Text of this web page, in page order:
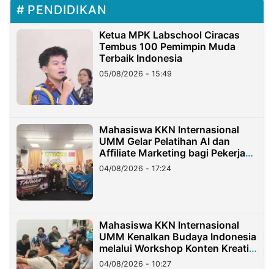
PENDIDIKAN
Ketua MPK Labschool Ciracas
Tembus 100 Pemimpin Muda
Terbaik Indonesia
05/08/2026 - 15:49
Mahasiswa KKN Internasional
UMM Gelar Pelatihan AI dan
Affiliate Marketing bagi Pekerja
Migran Indonesia di Taiwan
04/08/2026 - 17:24
Mahasiswa KKN Internasional
UMM Kenalkan Budaya Indonesia
melalui Workshop Konten Kreatif
di Taiwan
04/08/2026 - 10:27